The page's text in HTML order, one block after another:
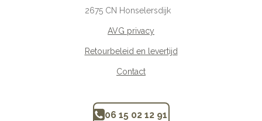
2675 CN Honselersdijk
AVG privacy
Retourbeleid en levertijd
Contact
06 15 02 12 91